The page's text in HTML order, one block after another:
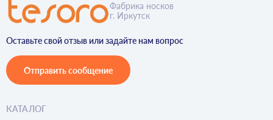
Фабрика носков
г. Иркутск
Оставьте свой отзыв или задайте нам вопрос
Отправить сообщение
КАТАЛОГ